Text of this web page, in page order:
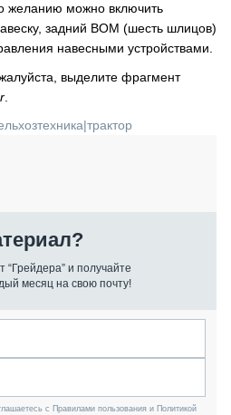
желанию можно включить
задний ВОМ (шесть шлицов)
навесными устройствами.
выделите фрагмент
|трактор
и получайте
месяц на свою почту!
с Правилами пользования и Политикой